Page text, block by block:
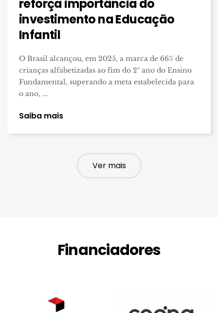
reforça importância do
investimento na Educação
Infantil
O Brasil alcançou, em 2025, a marca de 66% de
crianças alfabetizadas ao fim do 2º ano do Ensino
Fundamental, superando a meta estabelecida para
o ano, ...
Saiba mais
Ver mais
Financiadores